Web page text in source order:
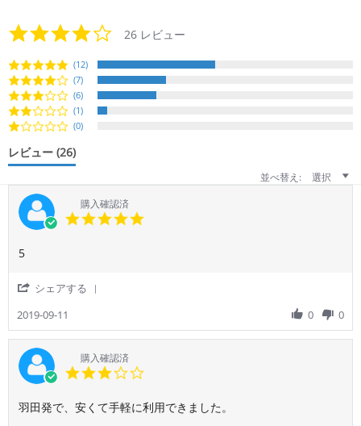
4.2
star
26 レビュー
(12)
(7)
(6)
(1)
(0)
レビュー (26)
並べ替え:
選択
購入確認済
Review
ご
利
者
様
on
11
Sep
2019
review
Skyticket
5
シェアする
by
ご
利
用
者
on
2019-09-11 0 0
購入確認済
Review
review
羽田発で、安くて手軽に利用できました。